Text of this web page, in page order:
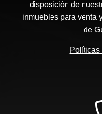
disposición de
inmuebles para venta
de
Políticas